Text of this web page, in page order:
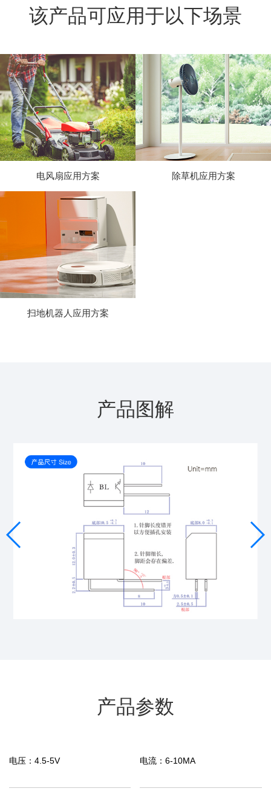
该产品可应用于以下场景
电风扇应用方案 除草机应用方案
扫地机器人应用方案
产品图解
产品参数
电压： 4.5-5V 电流：6-10MA